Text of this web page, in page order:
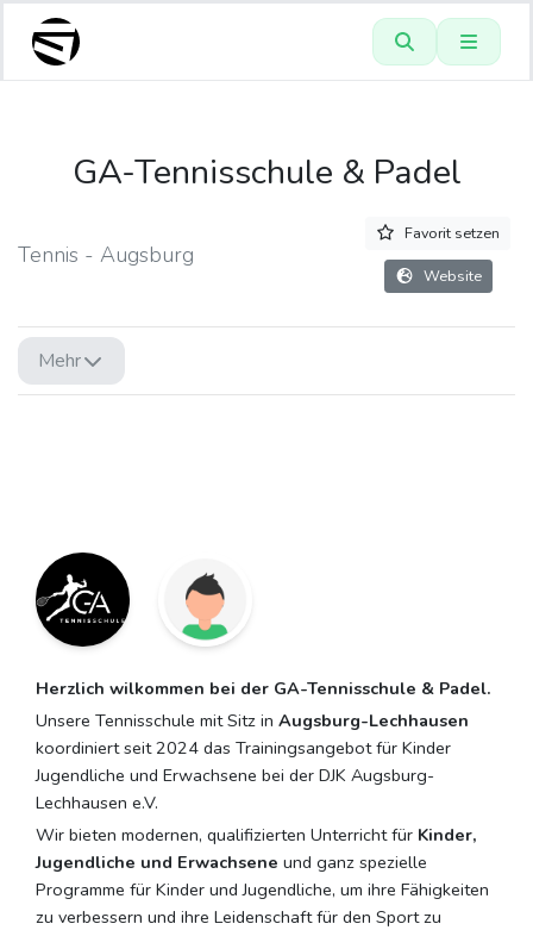
GA-Tennisschule & Padel
Tennis - Augsburg
Favorit setzen
Website
Mehr
Herzlich wilkommen bei der GA-Tennisschule & Padel.
Unsere Tennisschule mit Sitz in Augsburg-Lechhausen
koordiniert seit 2024 das Trainingsangebot für Kinder
Jugendliche und Erwachsene bei der DJK Augsburg-
Lechhausen e.V.
Wir bieten modernen, qualifizierten Unterricht für Kinder,
Jugendliche und Erwachsene und ganz spezielle
Programme für Kinder und Jugendliche, um ihre Fähigkeiten
zu verbessern und ihre Leidenschaft für den Sport zu